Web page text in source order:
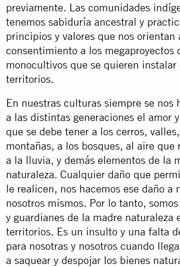
previamente. Las comunidades
tenemos sabiduría ancestral y
principios y valores que nos orientan
consentimiento a los megaproyectos
monocultivos que se quieren instalar
territorios.
En nuestras culturas siempre se nos
a las distintas generaciones el amor
que se debe tener a los cerros,
montañas, a los bosques, al aire que
a la lluvia, y demás elementos de la
naturaleza. Cualquier daño que
le realicen, nos hacemos ese daño a
nosotros mismos. Por lo tanto,
y guardianes de la madre naturaleza
territorios. Es un insulto y una falta
para nosotras y nosotros cuando
a saquear y despojar los bienes